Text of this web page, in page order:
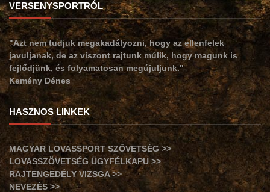
VERSENYSPORTRÓL
"Azt nem tudjuk megakadályozni, hogy az ellenfelek
javuljanak, de az viszont rajtunk múlik, hogy magunk is
fejlődjünk, és folyamatosan megújuljunk."
Kemény Dénes
HASZNOS LINKEK
MAGYAR LOVASSPORT SZÖVETSÉG >>
LOVASSZÖVETSÉG ÜGYFÉLKAPU >>
RAJTENGEDÉLY VIZSGA >>
NEVEZÉS >>